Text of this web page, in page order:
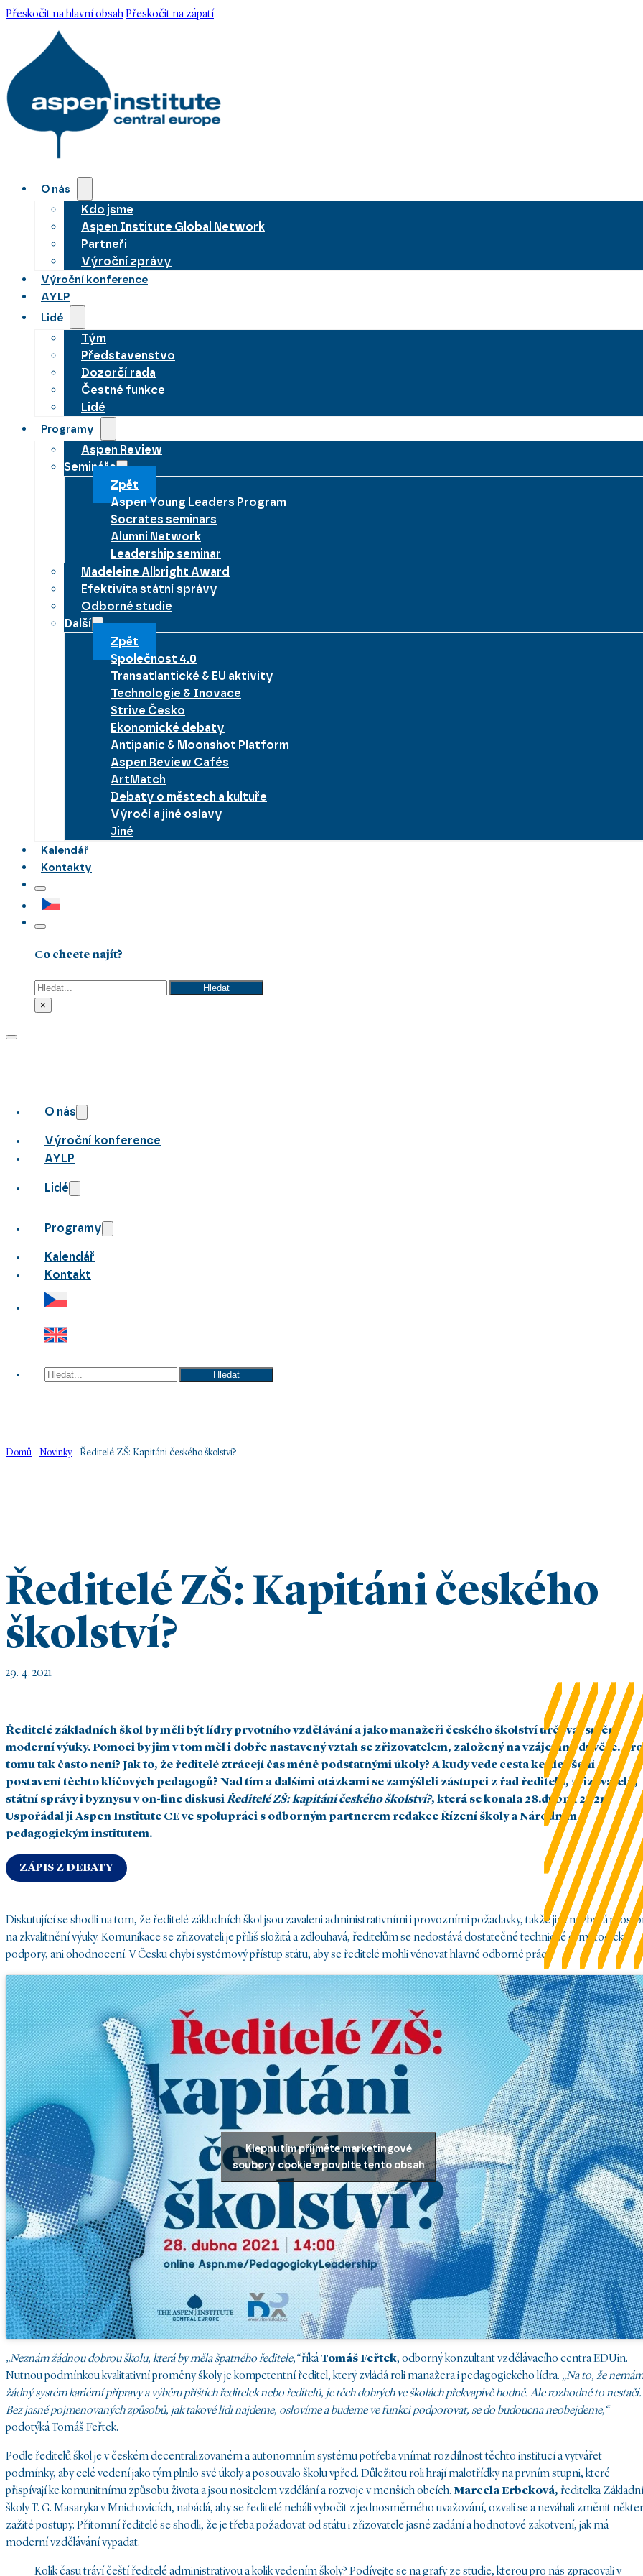
Přeskočit na hlavní obsahPřeskočit na zápatí
O nás
Kdo jsme
Aspen Institute Global Network
Partneři
Výroční zprávy
Výroční konference
AYLP
Lidé
Tým
Představenstvo
Dozorčí rada
Čestné funkce
Lidé
Programy
Aspen Review
Semináře
Zpět
Aspen Young Leaders Program
Socrates seminars
Alumni Network
Leadership seminar
Madeleine Albright Award
Efektivita státní správy
Odborné studie
Další
Zpět
Společnost 4.0
Transatlantické & EU aktivity
Technologie & Inovace
Strive Česko
Ekonomické debaty
Antipanic & Moonshot Platform
Aspen Review Cafés
ArtMatch
Debaty o městech a kultuře
Výročí a jiné oslavy
Jiné
Kalendář
Kontakty
Co chcete najít?
Hledat
Hledat
×
O nás
Výroční konference
AYLP
Lidé
Programy
Kalendář
Kontakt
Hledat Hledat
Domů - Novinky- Ředitelé ZŠ: Kapitáni českého školství?
Ředitelé ZŠ: Kapitáni českého
školství?
29. 4. 2021
Ředitelé základních škol by měli být lídry prvotního vzdělávání a jako manažeři českého školství určovat směr
moderní výuky. Pomoci by jim v tom měl i dobře nastavený vztah se zřizovatelem, založený na vzájemné důvěře.
tomu tak často není? Jak to, že ředitelé ztrácejí čas méně podstatnými úkoly? A kudy vede cesta ke zlepšení
postavení těchto klíčových pedagogů? Nad tím a dalšími otázkami se zamýšleli zástupci z řad ředitelů, zřizovatelů,
státní správy i byznysu v on-line diskusiŘeditelé ZŠ: kapitáni českého školství?, která se konala 28.dubna 2021.
Uspořádal ji Aspen Institute CE ve spolupráci s odborným partnerem redakce Řízení školy a Národním
pedagogickým institutem.
ZÁPIS Z DEBATY
Diskutující se shodli na tom, že ředitelé základních škol jsou zavaleni administrativními i provozními požadavky, takže jim nezbývá
na zkvalitnění výuky. Komunikace se zřizovateli je příliš složitá a zdlouhavá, ředitelům se nedostává dostatečné technické či metodické
podpory, ani ohodnocení. V Česku chybí systémový přístup státu, aby se ředitelé mohli věnovat hlavně odborné práci.
Klepnutím přijměte marketingové
soubory cookie a povolte tento obsah
„Neznám žádnou dobrou školu, která by měla špatného ředitele,“říkáTomáš Feřtek, odborný konzultant vzdělávacího centra EDUin.
Nutnou podmínkou kvalitativní proměny školy je kompetentní ředitel, který zvládá roli manažera i pedagogického lídra. „Na to, že
žádný systém kariérní přípravy a výběru příštích ředitelek nebo ředitelů, je těch dobrých ve školách překvapivě hodně. Ale rozhodně to nestačí.
Bez jasně pojmenovaných způsobů, jak takové lidi najdeme, oslovíme a budeme ve funkci podporovat, se do budoucna neobejdeme,“
podotýká Tomáš Feřtek.
Podle ředitelů škol je v českém decentralizovaném a autonomním systému potřeba vnímat rozdílnost těchto institucí a vytvářet
podmínky, aby celé vedení jako tým plnilo své úkoly a posouvalo školu vpřed. Důležitou roli hrají malotřídky na prvním stupni, které
přispívají ke komunitnímu způsobu života a jsou nositelem vzdělání a rozvoje v menších obcích. Marcela Erbeková, ředitelka Základní
školy T. G. Masaryka v Mnichovicích, nabádá, aby se ředitelé nebáli vybočit z jednosměrného uvažování, ozvali se a neváhali změnit
zažité postupy. Přítomní ředitelé se shodli, že je třeba požadovat od státu i zřizovatele jasné zadání a hodnotové zakotvení, jak má
moderní vzdělávání vypadat.
Kolik času tráví čeští ředitelé administrativou a kolik vedením školy? Podívejte se na grafy ze studie, kterou pro nás zpracovali v